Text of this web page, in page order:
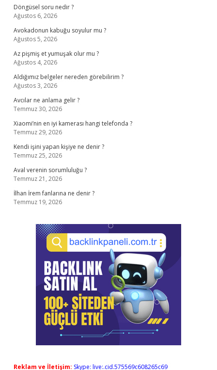
Döngüsel soru nedir ?
Ağustos 6, 2026
Avokadonun kabuğu soyulur mu ?
Ağustos 5, 2026
Az pişmiş et yumuşak olur mu ?
Ağustos 4, 2026
Aldığımız belgeler nereden görebilirim ?
Ağustos 3, 2026
Avcılar ne anlama gelir ?
Temmuz 30, 2026
Xiaomi’nin en iyi kamerası hangi telefonda ?
Temmuz 29, 2026
Kendi işini yapan kişiye ne denir ?
Temmuz 25, 2026
Aval verenin sorumluluğu ?
Temmuz 21, 2026
İlhan İrem fanlarına ne denir ?
Temmuz 19, 2026
Reklam ve İletişim: Skype: live:.cid.575569c608265c69